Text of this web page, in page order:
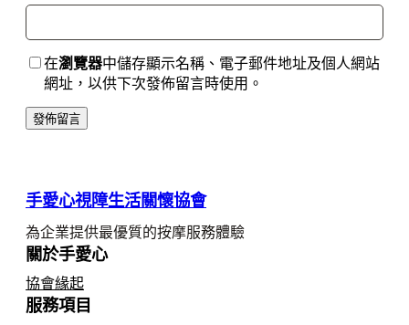
在瀏覽器中儲存顯示名稱、電子郵件地址及個人網站
網址，以供下次發佈留言時使用。
手愛心視障生活關懷協會
為企業提供最優質的按摩服務體驗
關於手愛心
協會緣起
服務項目